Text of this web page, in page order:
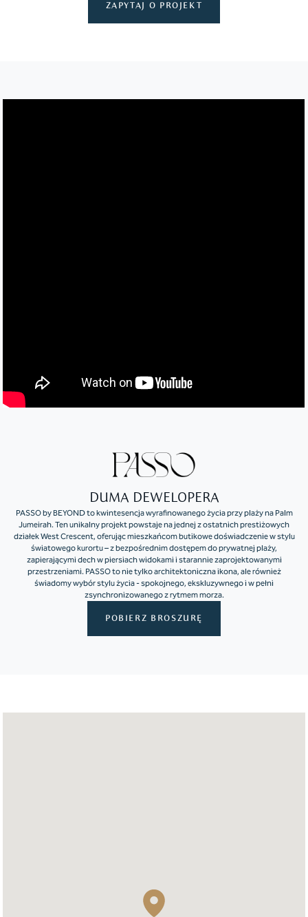
ZAPYTAJ O PROJEKT
DUMA DEWELOPERA
PASSO by BEYOND to kwintesencja wyrafinowanego życia przy plaży na Palm
Jumeirah. Ten unikalny projekt powstaje na jednej z ostatnich prestiżowych
działek West Crescent, oferując mieszkańcom butikowe doświadczenie w stylu
światowego kurortu – z bezpośrednim dostępem do prywatnej plaży,
zapierającymi dech w piersiach widokami i starannie zaprojektowanymi
przestrzeniami. PASSO to nie tylko architektoniczna ikona, ale również
świadomy wybór stylu życia - spokojnego, ekskluzywnego i w pełni
zsynchronizowanego z rytmem morza.
POBIERZ BROSZURĘ